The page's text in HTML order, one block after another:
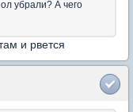
убрали? А чего
и рвется